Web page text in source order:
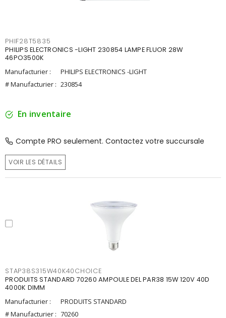
PHIF28T5835
PHILIPS ELECTRONICS -LIGHT 230854 LAMPE FLUOR 28W
46PO3500K
Manufacturier :
PHILIPS ELECTRONICS -LIGHT
# Manufacturier : 230854
En inventaire
Compte PRO seulement. Contactez votre succursale
VOIR LES DÉTAILS
STAP38S315W40K40CHOICE
PRODUITS STANDARD 70260 AMPOULE DEL PAR38 15W 120V 40D
4000K DIMM
Manufacturier :
PRODUITS STANDARD
# Manufacturier : 70260